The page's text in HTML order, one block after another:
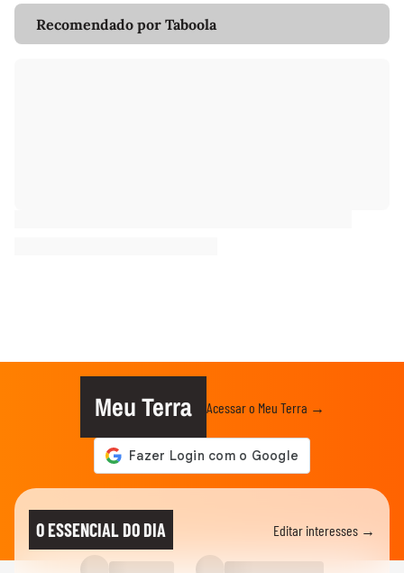
Recomendado por Taboola
Meu Terra Acessar o Meu Terra →
O ESSENCIAL DO DIA Editar interesses →